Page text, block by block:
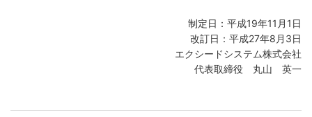
制定日：平成19年11月1日
改訂日：平成27年8月3日
エクシードシステム株式会社
代表取締役 丸山 英一